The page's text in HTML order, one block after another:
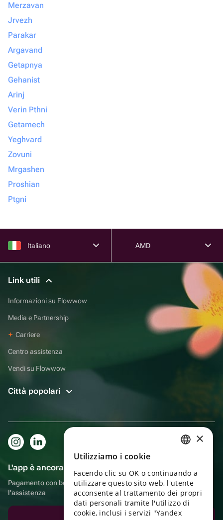
Merzavan
Jrvezh
Parakar
Argavand
Getapnya
Gehanist
Arinj
Verin Pthni
Getamech
Yeghvard
Zovuni
Mrgashen
Proshian
Ptgni
Italiano AMD
Link utili
Informazioni su Flowwow
Media e Partnership
Carriere
Centro assistenza
Vendi su Flowwow
Città popolari
L'app è ancora più comoda!
Pagamento con bonus, autoconsegna, comoda chat con
l'assistenza
Scarica l'app
ENGLISH
UKRAINIAN
PORTUGUESE
×
Utilizziamo i cookie
Facendo clic su OK o continuando a
utilizzare questo sito web, l'utente
acconsente al trattamento dei propri
dati personali tramite l'utilizzo di
cookie, inclusi i servizi "Yandex